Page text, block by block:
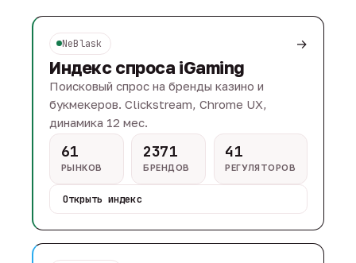
NeBlask →
Индекс спроса iGaming
Поисковый спрос на бренды казино и
букмекеров. Clickstream, Chrome UX,
динамика 12 мес.
61
РЫНКОВ
2371
БРЕНДОВ
41
РЕГУЛЯТОРОВ
Открыть индекс